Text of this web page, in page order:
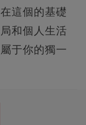
這個的基礎
和個人生活
于你的獨一